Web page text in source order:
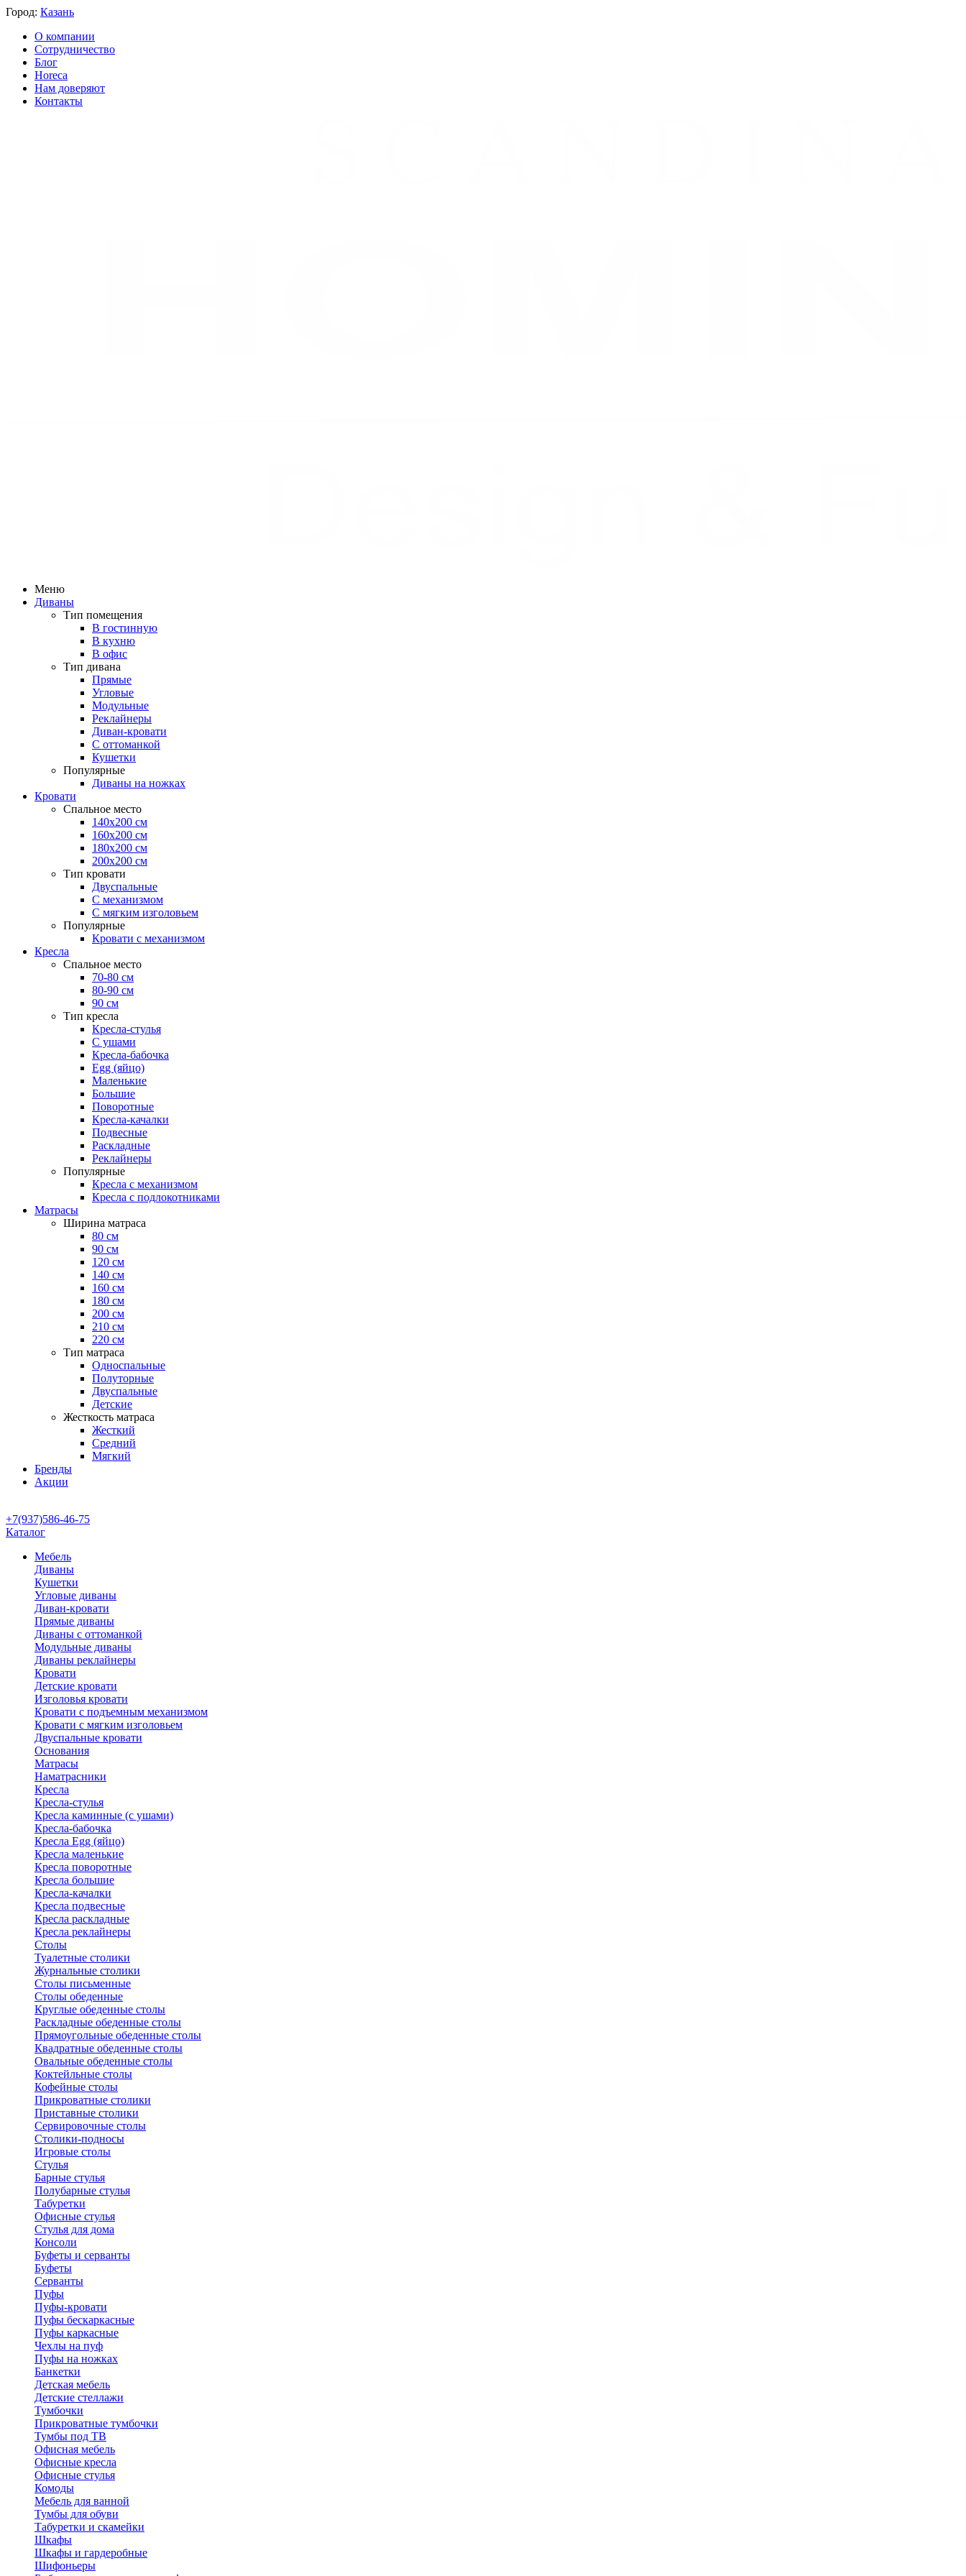
Город: Казань
О компании
Сотрудничество
Блог
Horeca
Нам доверяют
Контакты
Меню
Диваны
Тип помещения
В гостинную
В кухню
В офис
Тип дивана
Прямые
Угловые
Модульные
Реклайнеры
Диван-кровати
С оттоманкой
Кушетки
Популярные
Диваны на ножках
Кровати
Спальное место
140х200 см
160х200 см
180х200 см
200х200 см
Тип кровати
Двуспальные
С механизмом
С мягким изголовьем
Популярные
Кровати с механизмом
Кресла
Спальное место
70-80 см
80-90 см
90 см
Тип кресла
Кресла-стулья
С ушами
Кресла-бабочка
Egg (яйцо)
Маленькие
Большие
Поворотные
Кресла-качалки
Подвесные
Раскладные
Реклайнеры
Популярные
Кресла с механизмом
Кресла с подлокотниками
Матрасы
Ширина матраса
80 см
90 см
120 см
140 см
160 см
180 см
200 см
210 см
220 см
Тип матраса
Односпальные
Полуторные
Двуспальные
Детские
Жесткость матраса
Жесткий
Средний
Мягкий
Бренды
Акции
+7(937)586-46-75
Каталог
Мебель
Диваны
Кушетки
Угловые диваны
Диван-кровати
Прямые диваны
Диваны с оттоманкой
Модульные диваны
Диваны реклайнеры
Кровати
Детские кровати
Изголовья кровати
Кровати с подъемным механизмом
Кровати с мягким изголовьем
Двуспальные кровати
Основания
Матрасы
Наматрасники
Кресла
Кресла-стулья
Кресла каминные (с ушами)
Кресла-бабочка
Кресла Egg (яйцо)
Кресла маленькие
Кресла поворотные
Кресла большие
Кресла-качалки
Кресла подвесные
Кресла раскладные
Кресла реклайнеры
Столы
Туалетные столики
Журнальные столики
Столы письменные
Столы обеденные
Круглые обеденные столы
Раскладные обеденные столы
Прямоугольные обеденные столы
Квадратные обеденные столы
Овальные обеденные столы
Коктейльные столы
Кофейные столы
Прикроватные столики
Приставные столики
Сервировочные столы
Столики-подносы
Игровые столы
Стулья
Барные стулья
Полубарные стулья
Табуретки
Офисные стулья
Стулья для дома
Консоли
Буфеты и серванты
Буфеты
Серванты
Пуфы
Пуфы-кровати
Пуфы бескаркасные
Пуфы каркасные
Чехлы на пуф
Пуфы на ножках
Банкетки
Детская мебель
Детские стеллажи
Тумбочки
Прикроватные тумбочки
Тумбы под ТВ
Офисная мебель
Офисные кресла
Офисные стулья
Комоды
Мебель для ванной
Тумбы для обуви
Табуретки и скамейки
Шкафы
Шкафы и гардеробные
Шифоньеры